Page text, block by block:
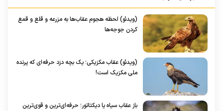
(ویدئو) لحظه هجوم عقاب‌ها به مزرعه و قلع و قمع
کردن جوجه‌ها
(ویدئو) عقاب مکزیکی؛ یک بچه دزد حرفه‌ای که پرنده
ملی مکزیک است!
باز عقاب سیاه یا دیکتاتور؛ حرفه‌ای‌ترین و قوی‌ترین